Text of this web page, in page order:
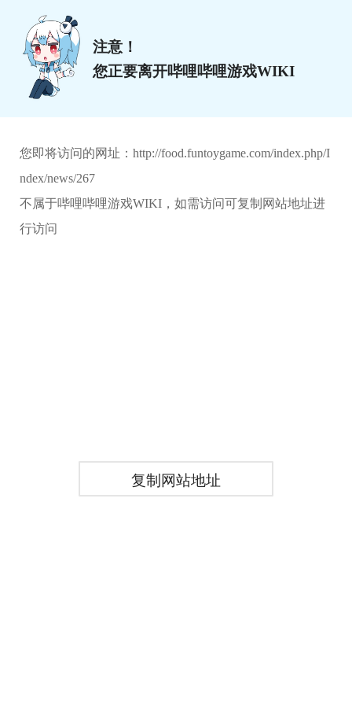
注意！
您正要离开哔哩哔哩游戏WIKI
您即将访问的网址： http://food.funtoygame.com/index.php/I
ndex/news/267
不属于哔哩哔哩游戏WIKI，如需访问可复制网站地址进
行访问
复制网站地址